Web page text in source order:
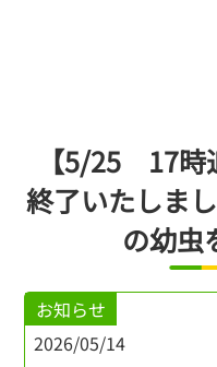
【5/25 17時
終了いたし
の幼虫
お知らせ
2026/05/14